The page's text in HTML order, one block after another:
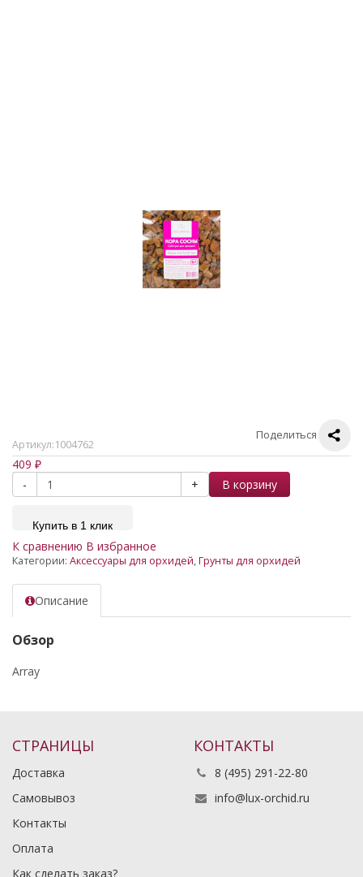
Артикул:1004762
Поделиться
409 ₽
- + В корзину
Купить в 1 клик
К сравнению В избранное
Категории: Аксессуары для орхидей,Грунты для орхидей
Описание
Обзор
Array
СТРАНИЦЫ
Доставка
Самовывоз
Контакты
Оплата
Как сделать заказ?
КОНТАКТЫ
8 (495) 291-22-80
info@lux-orchid.ru